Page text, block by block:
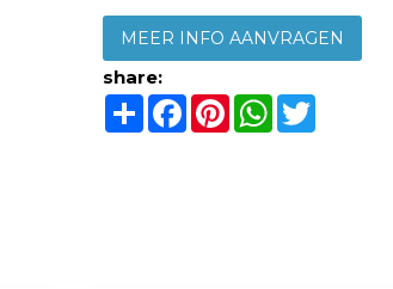
MEER INFO AANVRAGEN
share:
ShareFacebook
PinterestWhatsApp